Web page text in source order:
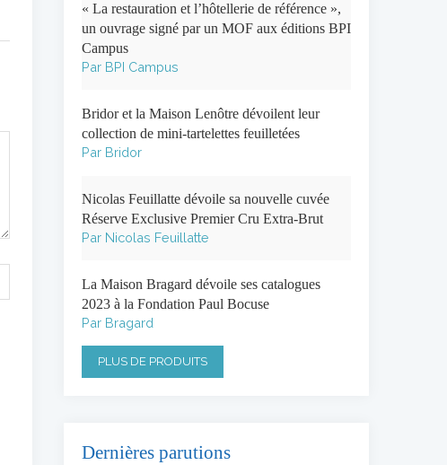
« La restauration et l’hôtellerie de référence »,
un ouvrage signé par un MOF aux éditions BPI
Campus
Par BPI Campus
Bridor et la Maison Lenôtre dévoilent leur
collection de mini-tartelettes feuilletées
Par Bridor
Nicolas Feuillatte dévoile sa nouvelle cuvée
Réserve Exclusive Premier Cru Extra-Brut
Par Nicolas Feuillatte
La Maison Bragard dévoile ses catalogues
2023 à la Fondation Paul Bocuse
Par Bragard
PLUS DE PRODUITS
Dernières parutions